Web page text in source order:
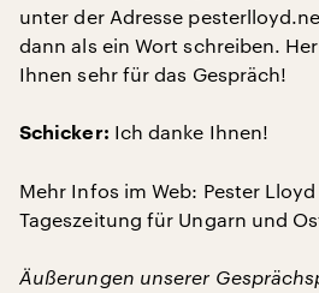
unter der Adresse
dann als ein Wort schreiben.
Ihnen sehr für das Gespräch!
Schicker: Ich danke Ihnen!
Mehr Infos im Web: Pester
Tageszeitung für Ungarn und
Äußerungen unserer